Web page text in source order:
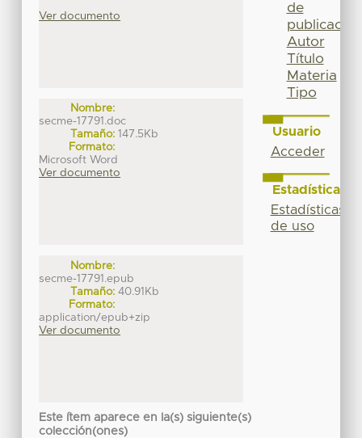
Ver documento
Nombre:
secme-17791.doc
Tamaño: 147.5Kb
Formato:
Microsoft Word
Ver documento
Nombre:
secme-17791.epub
Tamaño: 40.91Kb
Formato:
application/epub+zip
Ver documento
Este ítem aparece en la(s) siguiente(s)
colección(ones)
de
publicación
Autor
Título
Materia
Tipo
Usuario
Acceder
Estadísticas
Estadísticas
de uso